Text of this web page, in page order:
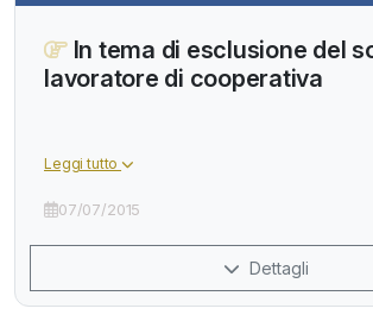
In tema di esclusione del
lavoratore di cooperativa
Leggi tutto
07/07/2015
Dettagli